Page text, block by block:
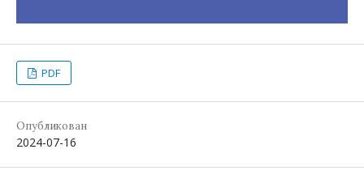
PDF
Опубликован
2024-07-16